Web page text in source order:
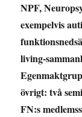
NPF,
exempelvis
living-
övrigt: två
FN:s